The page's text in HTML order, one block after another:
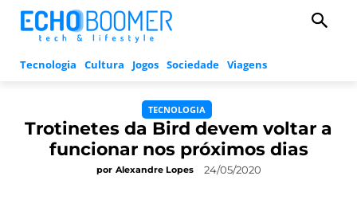
Tecnologia Cultura Jogos Sociedade Viagens
TECNOLOGIA
Trotinetes da Bird devem voltar a
funcionar nos próximos dias
por Alexandre Lopes 24/05/2020